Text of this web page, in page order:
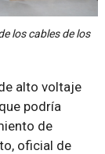
los cables de los
alto voltaje
podría
de
oficial de